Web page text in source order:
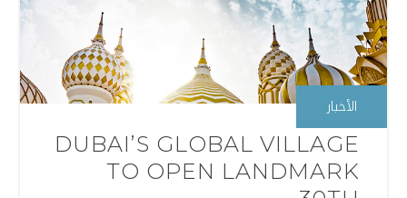
الأخبار
DUBAI’S GLOBAL VILLAGE
TO OPEN LANDMARK